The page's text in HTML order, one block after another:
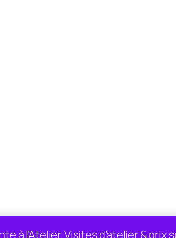
à l’Atelier. Visites d’atelier & prix